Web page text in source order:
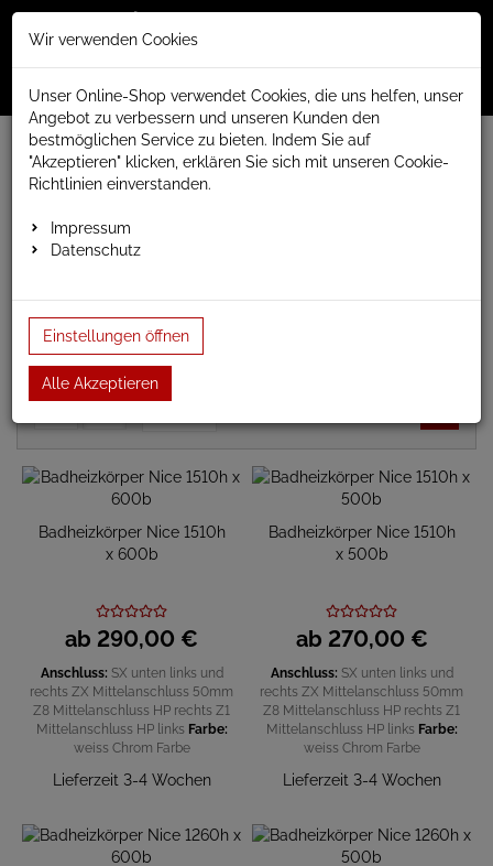
Menü
www.anapont.eu Badheizkörper
Design Badheizkörper
Nice
Nice
Bauhöhen 760/1260 und 1510mm
Badheizkörper Nice 1510h
x 600b
ab 290,00 €
Anschluss: SX unten links und
rechts ZX Mittelanschluss 50mm
Z8 Mittelanschluss HP rechts Z1
Mittelanschluss HP links Farbe:
weiss Chrom Farbe
Lieferzeit 3-4 Wochen
Badheizkörper Nice 1510h
x 500b
ab 270,00 €
Anschluss: SX unten links und
rechts ZX Mittelanschluss 50mm
Z8 Mittelanschluss HP rechts Z1
Mittelanschluss HP links Farbe:
weiss Chrom Farbe
Lieferzeit 3-4 Wochen
Wir verwenden Cookies
Unser Online-Shop verwendet Cookies, die uns helfen, unser
Angebot zu verbessern und unseren Kunden den
bestmöglichen Service zu bieten. Indem Sie auf
"Akzeptieren" klicken, erklären Sie sich mit unseren Cookie-
Richtlinien einverstanden.
Impressum
Datenschutz
Einstellungen öffnen
Alle Akzeptieren